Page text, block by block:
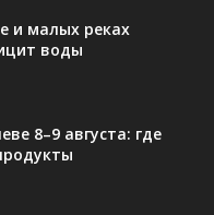
и малых реках
воды
8–9 августа: где